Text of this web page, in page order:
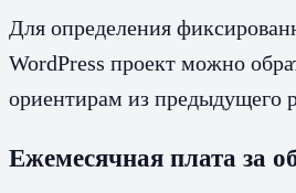
Для определения
WordPress проект можно
ориентирам из предыдущего
Ежемесячная плата за